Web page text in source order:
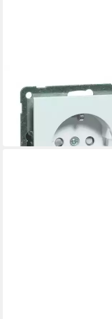
Unterputz-Steckdose
ab 5,98 €
in 4-5 Werktagen bei dir